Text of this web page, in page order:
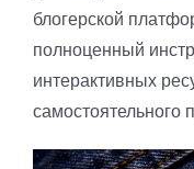
блогерской
полноценный
интерактивных
самостоятельного